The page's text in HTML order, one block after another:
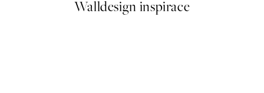
Walldesign inspirace